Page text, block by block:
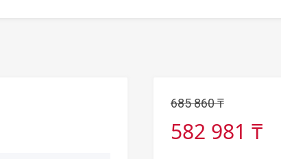
685 860 ₸
582 981 ₸